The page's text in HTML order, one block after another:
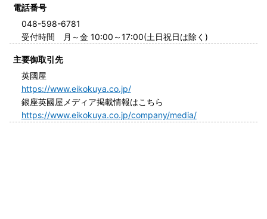
電話番号
048-598-6781
受付時間 月～金 10:00～17:00(土日祝日は除く)
主要御取引先
英國屋
https://www.eikokuya.co.jp/
銀座英國屋メディア掲載情報はこちら
https://www.eikokuya.co.jp/company/media/